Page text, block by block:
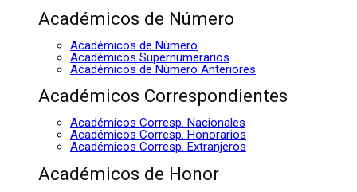
Académicos de Número
Académicos de Número
Académicos Supernumerarios
Académicos de Número Anteriores
Académicos Correspondientes
Académicos Corresp. Nacionales
Académicos Corresp. Honorarios
Académicos Corresp. Extranjeros
Académicos de Honor